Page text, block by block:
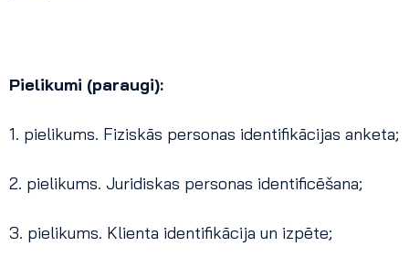
Pielikumi (paraugi):
1. pielikums. Fiziskās personas identifikācijas anketa;
2. pielikums. Juridiskas personas identificēšana;
3. pielikums. Klienta identifikācija un izpēte;